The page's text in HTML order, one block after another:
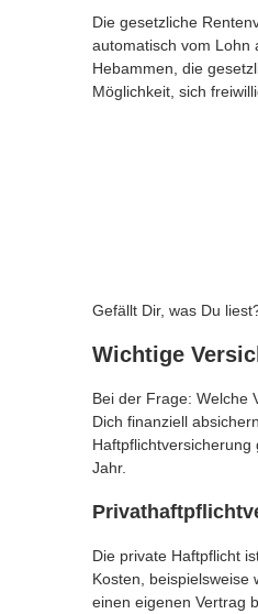
Die gesetzliche
automatisch vom Lohn
Hebammen, die
Möglichkeit, sich
Gefällt Dir, was Du
Wichtige
Bei der Frage: Welche
Dich finanziell
Jahr.
Die private Haftpflicht
Kosten, beispielsweise
einen eigenen Vertrag